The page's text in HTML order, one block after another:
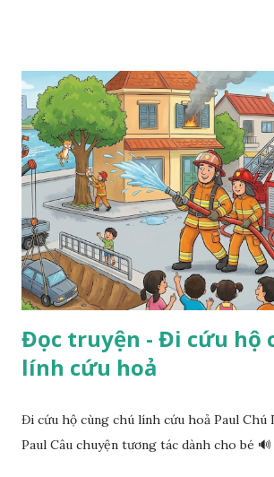
Đọc truyện - Đi cứu hộ
lính cứu hoả
Đi cứu hộ cùng chú lính cứu hoả Paul Chú
Paul Câu chuyện tương tác dành cho bé 🔊